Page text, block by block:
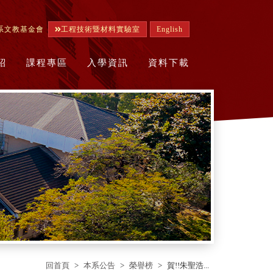
文教基金會 工程技術暨材料實驗室 English
課程專區 入學資訊 資料下載
回首頁 本系公告 榮譽榜 賀!!朱聖浩...